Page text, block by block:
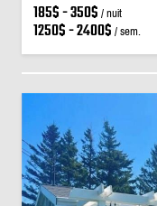
185$ - 350$ / nuit
1250$ - 2400$ / sem.